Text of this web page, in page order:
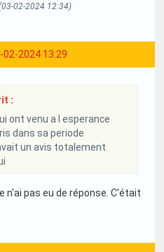
02-2024 12:34)
02-2024 13:29
:
ont venu a l esperance
dans sa periode
un avis totalement
n'ai pas eu de réponse. C'était